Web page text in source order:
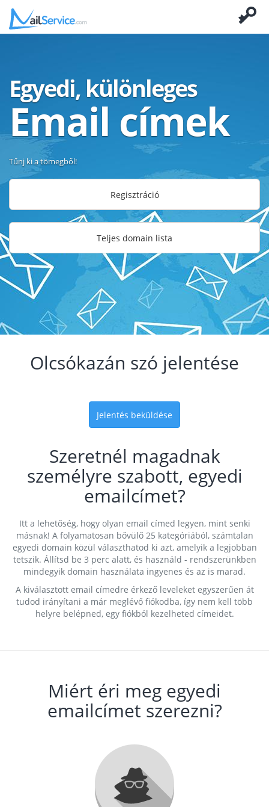
Egyedi, különleges
Email címek
Tűnj ki a tömegből!
Regisztráció
Teljes domain lista
Olcsókazán szó jelentése
Jelentés beküldése
Szeretnél magadnak
személyre szabott, egyedi
emailcímet?
Itt a lehetőség, hogy olyan email címed legyen, mint senki
másnak! A folyamatosan bővülő 25 kategóriából, számtalan
egyedi domain közül választhatod ki azt, amelyik a legjobban
tetszik. Állítsd be 3 perc alatt, és használd - rendszerünkben
mindegyik domain használata ingyenes és az is marad.
A kiválasztott email címedre érkező leveleket egyszerűen át
tudod irányítani a már meglévő fiókodba, így nem kell több
helyre belépned, egy fiókból kezelheted címeidet.
Miért éri meg egyedi
emailcímet szerezni?